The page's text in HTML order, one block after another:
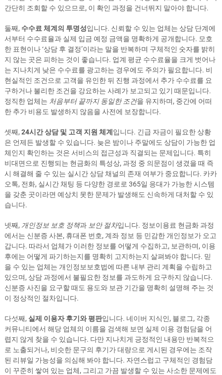
간단히 조회할 수 있으므로, 이 확인 과정을 건너뛰지 말아야 합니다.
둘째, 수수료 체계의 투명성입니다. 신뢰할 수 있는 업체는 상담 단계에
서부터 수수료율과 실제 입금 예정 금액을 명확하게 공개합니다. 모호
한 표현이나 ‘상담 후 결정’이라는 말을 반복하며 구체적인 숫자를 밝히
지 않는 곳은 피하는 것이 좋습니다. 업계 평균 수수료율을 크게 벗어나
는 지나치게 낮은 수수료를 광고하는 경우에도 주의가 필요합니다. 비
현실적인 조건으로 고객을 유인한 뒤 진행 과정에서 추가 수수료를 요
구하거나 불리한 조건을 강요하는 사례가 보고되고 있기 때문입니다.
정직한 업체는 처음부터 끝까지 동일한 조건을 유지하며, 중간에 어떠
한 추가 비용도 발생하지 않음을 사전에 보장합니다.
셋째, 24시간 상담 및 고객 지원 체계 입니다. 긴급 자금이 필요한 상황
은 언제든 발생할 수 있습니다. 늦은 밤이나 주말에도 상담이 가능한 업
체인지 확인하는 것은 서비스의 접근성과 직결되는 문제입니다. 특히
비대면으로 진행되는 현금화의 특성상, 과정 중 의문점이 생겼을 때 즉
시 해결해 줄 수 있는 실시간 상담 채널의 존재 여부가 중요합니다. 카카
오톡, 전화, 실시간 채팅 등 다양한 경로로 365일 응대가 가능한 시스템
을 갖춘 곳이라면 예상치 못한 문제가 발생해도 신속하게 대처할 수 있
습니다.
넷째, 개인정보 보호 정책과 보안 절차입니다. 정보이용료 현금화 과정
에서는 신분증 사본, 휴대폰 번호, 계좌 정보 등 민감한 개인정보가 오고
갑니다. 따라서 업체가 이러한 정보를 어떻게 수집하고, 보관하며, 이용
후에는 어떻게 파기하는지를 명확히 고지하는지 살펴봐야 합니다. 믿
을 수 있는 업체는 개인정보보호법에 따른 내부 관리 계획을 수립하고
있으며, 상담 과정에서 불필요한 정보를 과도하게 요구하지 않습니다.
신분증 사진을 요구할 때도 용도와 보관 기간을 명확히 설명해 주는 것
이 정상적인 절차입니다.
다섯째, 실제 이용자 후기와 평판입니다. 네이버 지식인, 블로그, 각종
커뮤니티에서 해당 업체의 이름을 검색해 보면 실제 이용 경험담을 어
렵지 않게 찾을 수 있습니다. 다만 지나치게 긍정적인 내용만 반복적으
로 노출되거나, 비슷한 문구의 후기가 대량으로 게시된 경우에는 조작
된 리뷰일 가능성을 의심해 봐야 합니다. 자연스럽고 구체적인 경험담
이 꾸준히 쌓여 있는 업체, 그리고 가끔 발생할 수 있는 사소한 문제에도